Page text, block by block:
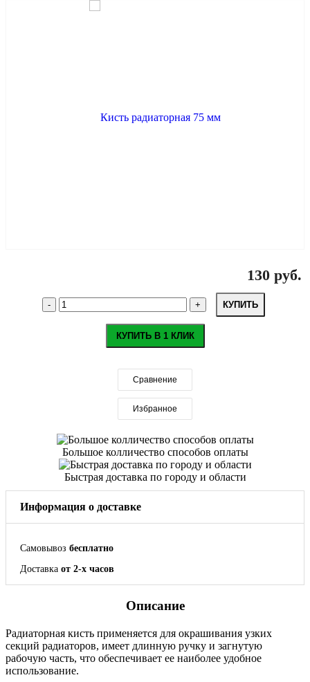
130 руб.
КУПИТЬ
КУПИТЬ В 1 КЛИК
Сравнение
Избранное
Большое колличество способов оплаты
Быстрая доставка по городу и области
Информация о доставке
Самовывоз бесплатно
Доставка от 2-х часов
Описание
Радиаторная кисть применяется для окрашивания узких
секций радиаторов, имеет длинную ручку и загнутую
рабочую часть, что обеспечивает ее наиболее удобное
использование.